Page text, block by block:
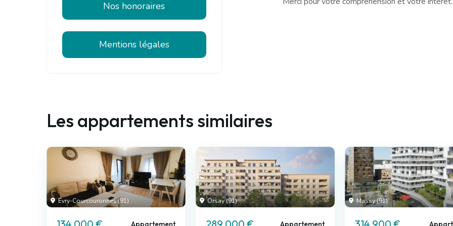
Nos honoraires
Mentions légales
Les appartements similaires
Évry-Courcouronnes (91)
Appartement
Orsay (91)
Appartement
Massy (91)